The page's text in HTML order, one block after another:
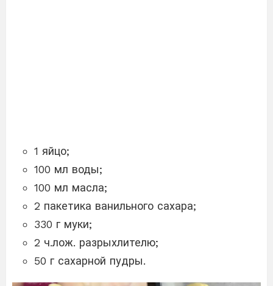
1 яйцо;
100 мл воды;
100 мл масла;
2 пакетика ванильного сахара;
330 г муки;
2 ч.лож. разрыхлителю;
50 г сахарной пудры.